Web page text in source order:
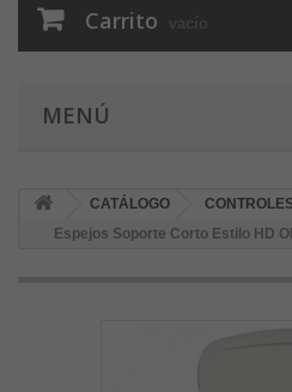
Carrito vacío
MENÚ
CATÁLOGO
Espejos Soporte Corto Estilo HD